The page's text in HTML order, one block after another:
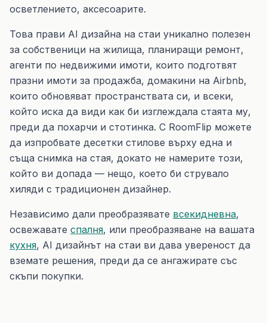
осветлението, аксесоарите.
Това прави AI дизайна на стаи уникално полезен
за собственици на жилища, планиращи ремонт,
агенти по недвижими имоти, които подготвят
празни имоти за продажба, домакини на Airbnb,
които обновяват пространствата си, и всеки,
който иска да види как би изглеждала стаята му,
преди да похарчи и стотинка. С RoomFlip можете
да изпробвате десетки стилове върху една и
съща снимка на стая, докато не намерите този,
който ви допада — нещо, което би струвало
хиляди с традиционен дизайнер.
Независимо дали преобразявате всекидневна,
освежавате спалня, или преобразяване на вашата
кухня, AI дизайнът на стаи ви дава увереност да
вземате решения, преди да се ангажирате със
скъпи покупки.